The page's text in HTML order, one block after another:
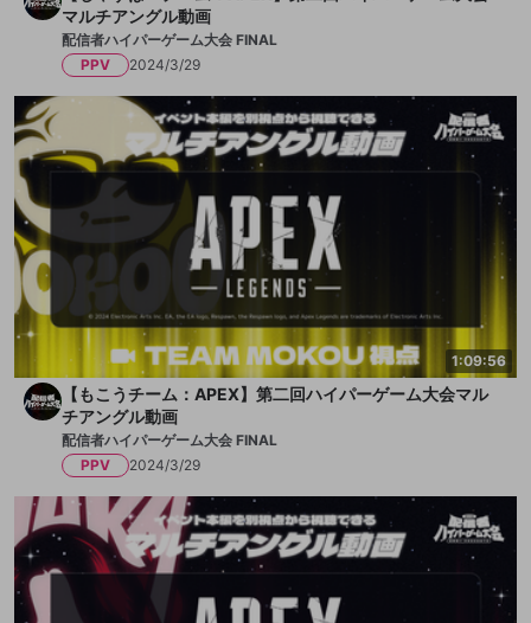
マルチアングル動画
配信者ハイパーゲーム大会 FINAL
PPV
2024/3/29
1:09:56
【もこうチーム：APEX】第二回ハイパーゲーム大会マル
チアングル動画
配信者ハイパーゲーム大会 FINAL
PPV
2024/3/29